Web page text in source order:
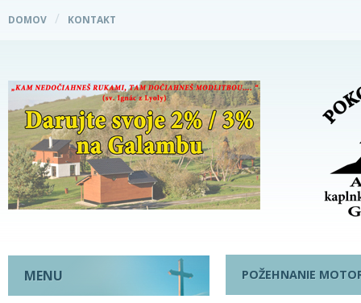
DOMOV KONTAKT
MENU POŽEHNANIE